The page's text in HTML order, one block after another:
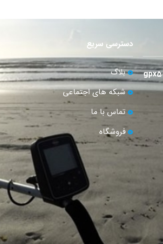
دسترسی سریع
بلاگ
شبکه های اجتماعی
تماس با ما
فروشگاه